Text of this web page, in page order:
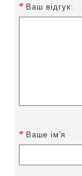
Ваш відгук:
Ваше ім'я